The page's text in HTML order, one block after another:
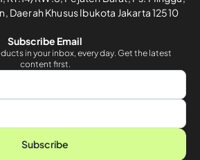
Daerah Khusus Ibukota Jakarta 12510
Subscribe Email
in your inbox, every day. Get the latest
content first.
Subscribe